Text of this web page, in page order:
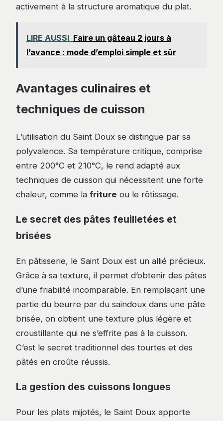
activement à la structure aromatique du plat.
LIRE AUSSI Faire un gâteau 2 jours à
l’avance : mode d’emploi simple et sûr
Avantages culinaires et
techniques de cuisson
L’utilisation du Saint Doux se distingue par sa
polyvalence. Sa température critique, comprise
entre 200°C et 210°C, le rend adapté aux
techniques de cuisson qui nécessitent une forte
chaleur, comme la friture ou le rôtissage.
Le secret des pâtes feuilletées et
brisées
En pâtisserie, le Saint Doux est un allié précieux.
Grâce à sa texture, il permet d’obtenir des pâtes
d’une friabilité incomparable. En remplaçant une
partie du beurre par du saindoux dans une pâte
brisée, on obtient une texture plus légère et
croustillante qui ne s’effrite pas à la cuisson.
C’est le secret traditionnel des tourtes et des
pâtés en croûte réussis.
La gestion des cuissons longues
Pour les plats mijotés, le Saint Doux apporte